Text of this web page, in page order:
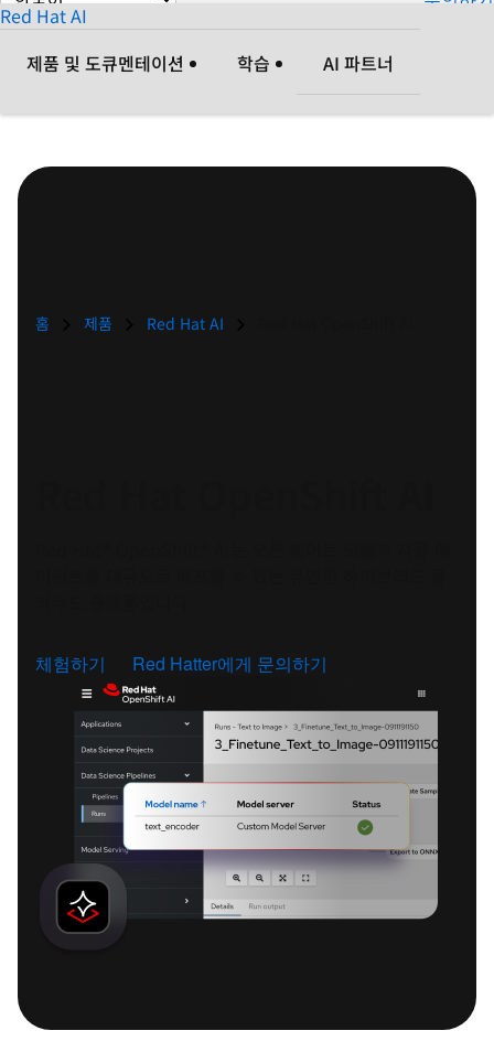
이
변
Red Hat AI
제품 및 도큐멘테이션
학습 AI 파트너
홈 제품 Red Hat AI
체험하기 Red Hatter에게 문의하기